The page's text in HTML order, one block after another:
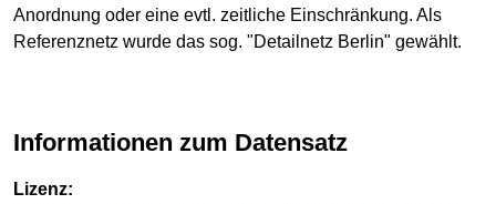
Anordnung oder eine evtl. zeitliche Einschränkung. Als
Referenznetz wurde das sog. "Detailnetz Berlin" gewählt.
Informationen zum Datensatz
Lizenz: